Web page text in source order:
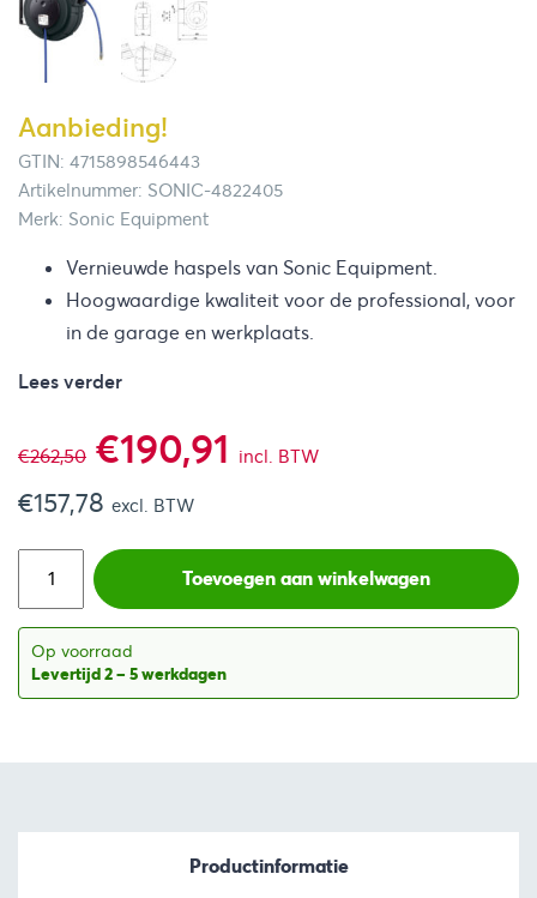
Aanbieding!
GTIN: 4715898546443
Artikelnummer: SONIC-4822405
Merk: Sonic Equipment
Vernieuwde haspels van Sonic Equipment.
Hoogwaardige kwaliteit voor de professional, voor
in de garage en werkplaats.
Lees verder
€262,50 Oorspronkelijke
prijs
was:
€262,50.
€190,91 Huidige
is:
€190,91.
incl. BTW
€157,78 excl. BTW
Toevoegen aan winkelwagen
Op voorraad
Levertijd 2 – 5 werkdagen
Productinformatie